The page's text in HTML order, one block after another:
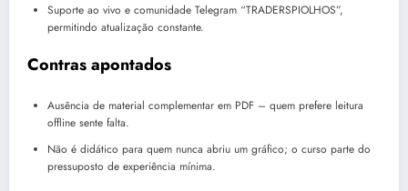
Suporte ao vivo e comunidade Telegram “TRADERSPIOLHOS”,
permitindo atualização constante.
Contras apontados
Ausência de material complementar em PDF – quem prefere leitura
offline sente falta.
Não é didático para quem nunca abriu um gráfico; o curso parte do
pressuposto de experiência mínima.